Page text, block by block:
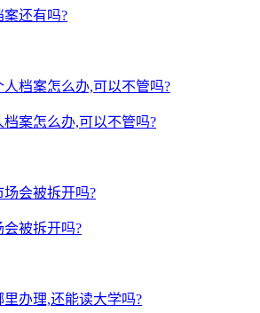
还有吗?
案怎么办,可以不管吗?
被拆开吗?